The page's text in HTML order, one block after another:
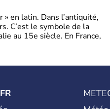
en latin. Dans l’antiquité,
C’est le symbole de la
au 15e siècle. En France,